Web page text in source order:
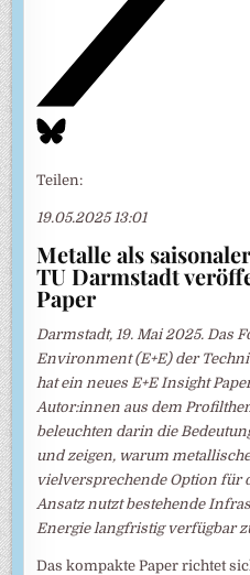
Teilen:
19.05.2025 13:01
Metalle als
TU Darmstadt
Paper
Darmstadt, 19. Mai 2025. Das
Environment (E+E) der
hat ein neues E+E Insight
Autor:innen aus dem
beleuchten darin die
und zeigen, warum
vielversprechende Option für
Ansatz nutzt bestehende
Energie langfristig verfügbar
Das kompakte Paper richtet